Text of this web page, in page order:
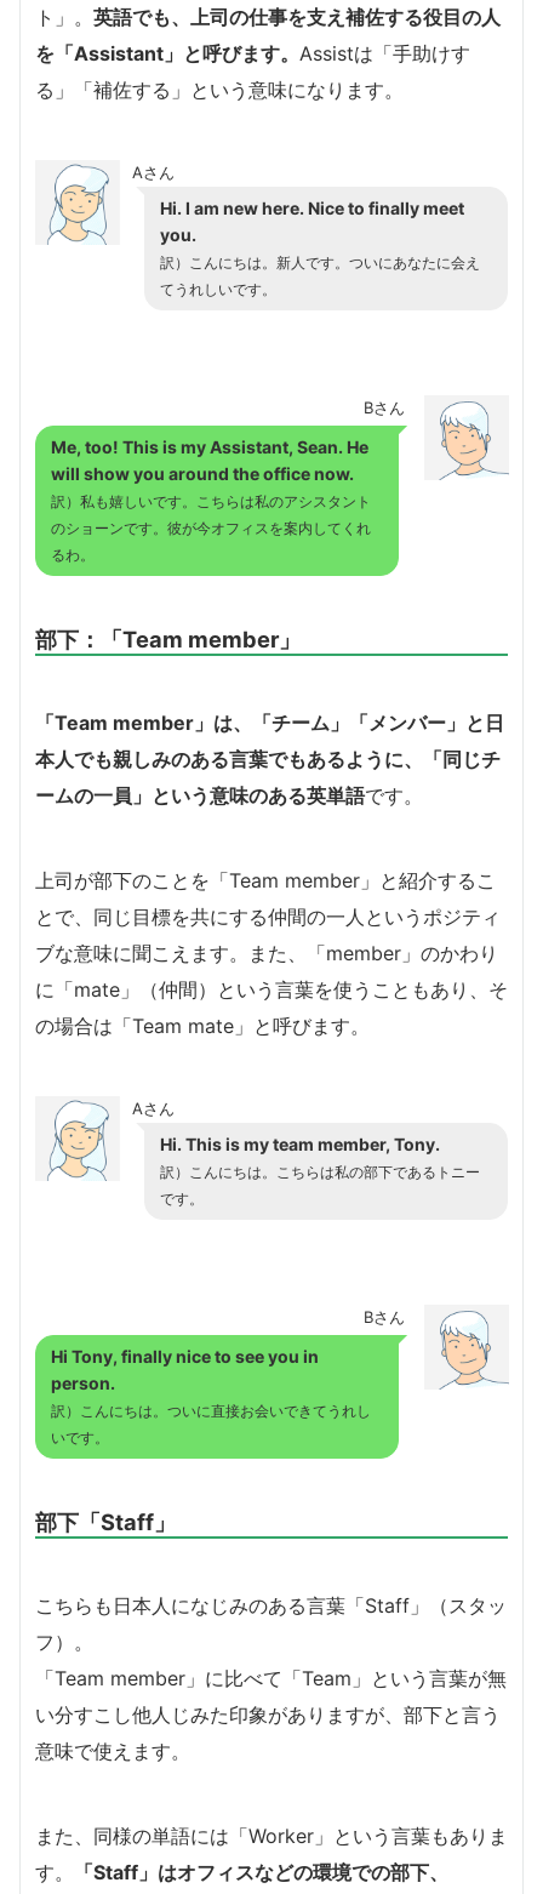
ト」。 英語でも、上司の仕事を支え補佐する役目の人
を「Assistant」と呼びます。 Assistは「手助けす
る」「補佐する」という意味になります。
Aさん
Hi. I am new here. Nice to finally meet
you.
訳）こんにちは。新人です。ついにあなたに会え
てうれしいです。
Bさん
Me, too! This is my Assistant, Sean. He
will show you around the office now.
訳）私も嬉しいです。こちらは私のアシスタント
のショーンです。彼が今オフィスを案内してくれ
るわ。
部下：「Team member」
「Team member」は、「チーム」「メンバー」と日
本人でも親しみのある言葉でもあるように、「同じチ
ームの一員」という意味のある英単語です。
上司が部下のことを「Team member」と紹介するこ
とで、同じ目標を共にする仲間の一人というポジティ
ブな意味に聞こえます。また、「member」のかわり
に「mate」（仲間）という言葉を使うこともあり、そ
の場合は「Team mate」と呼びます。
Aさん
Hi. This is my team member, Tony.
訳）こんにちは。こちらは私の部下であるトニー
です。
Bさん
Hi Tony, finally nice to see you in
person.
訳）こんにちは。ついに直接お会いできてうれし
いです。
部下「Staff」
こちらも日本人になじみのある言葉「Staff」（スタッ
フ）。
「Team member」に比べて「Team」という言葉が無
い分すこし他人じみた印象がありますが、部下と言う
意味で使えます。
また、同様の単語には「Worker」という言葉もありま
す。
「Staff」はオフィスなどの環境での部下、